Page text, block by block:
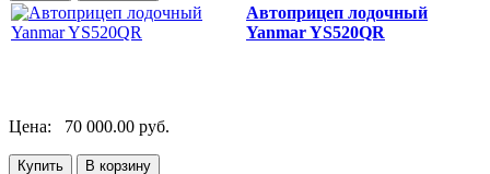
Автоприцеп лодочный
Yanmar YS520QR
Цена: 70 000.00 руб.